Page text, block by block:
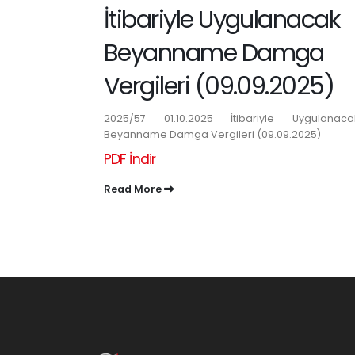
İtibariyle Uygulanacak
Beyanname Damga
Vergileri (09.09.2025)
2025/57 01.10.2025 İtibariyle
Beyanname Damga Vergileri (09.09.2025)
PDF İndir
Read More